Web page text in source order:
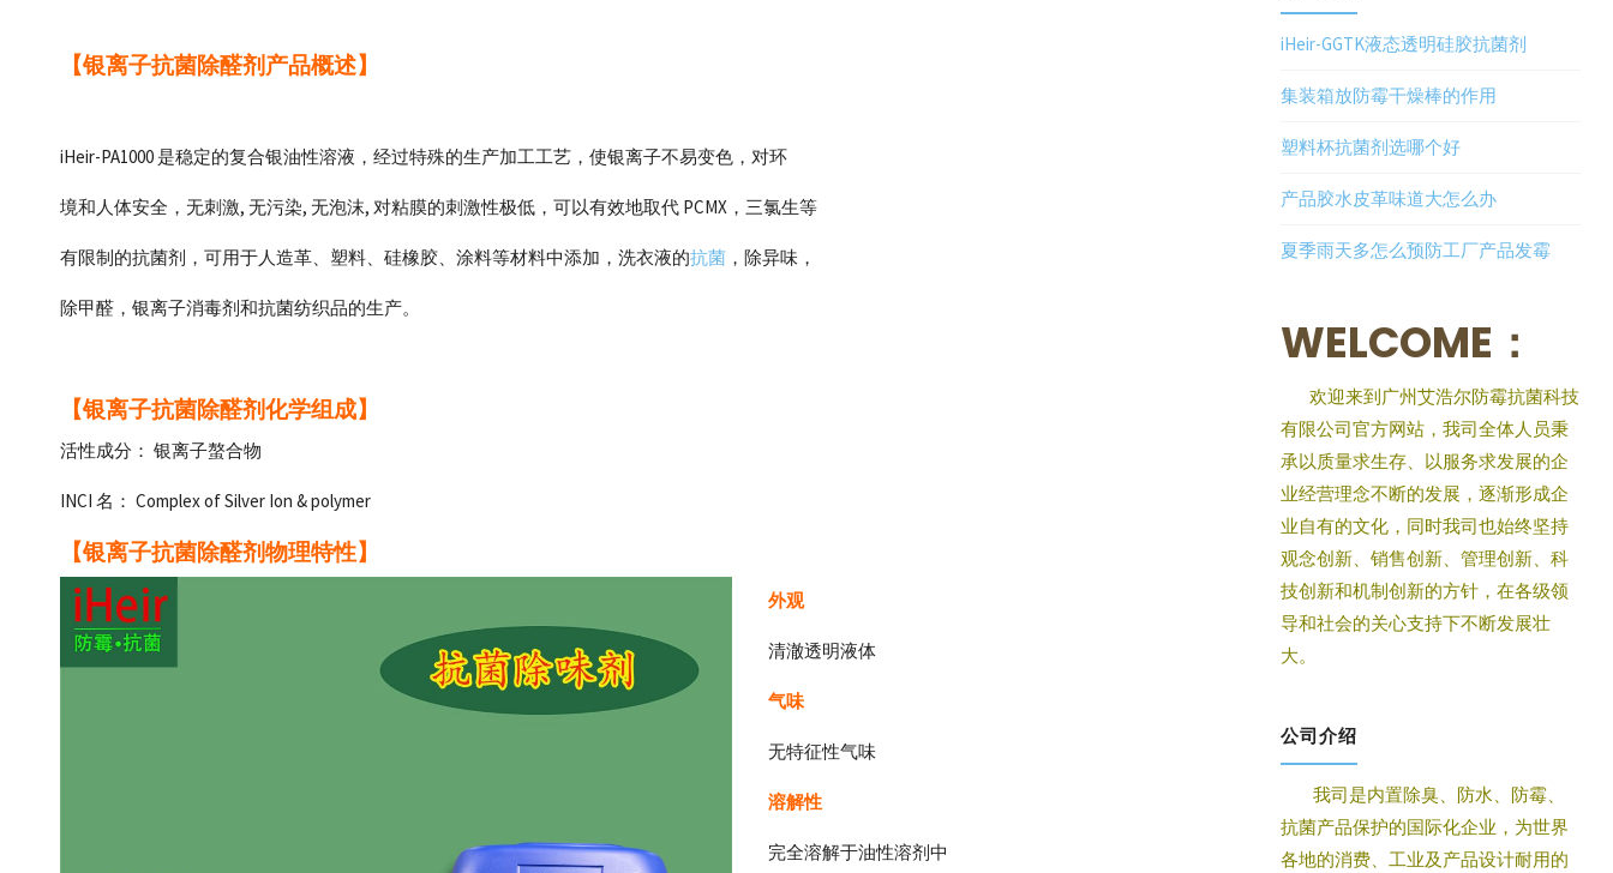
【银离子抗菌除醛剂产品概述】
iHeir-PA1000 是稳定的复合银油性溶液，经过特殊的生产加工工艺，使银离子不易变色，对环
境和人体安全，无刺激, 无污染, 无泡沫, 对粘膜的刺激性极低，可以有效地取代 PCMX，三氯生等
有限制的抗菌剂，可用于人造革、塑料、硅橡胶、涂料等材料中添加，洗衣液的抗菌，除异味，
除甲醛，银离子消毒剂和抗菌纺织品的生产。
【银离子抗菌除醛剂化学组成】
活性成分： 银离子螯合物
INCI 名： Complex of Silver Ion & polymer
【银离子抗菌除醛剂物理特性】
外观
清澈透明液体
气味
无特征性气味
溶解性
完全溶解于油性溶剂中
iHeir-GGTK液态透明硅胶抗菌剂
集装箱放防霉干燥棒的作用
塑料杯抗菌剂选哪个好
产品胶水皮革味道大怎么办
夏季雨天多怎么预防工厂产品发霉
WELCOME：
欢迎来到广州艾浩尔防霉抗菌科技
有限公司官方网站，我司全体人员秉
承以质量求生存、以服务求发展的企
业经营理念不断的发展，逐渐形成企
业自有的文化，同时我司也始终坚持
观念创新、销售创新、管理创新、科
技创新和机制创新的方针，在各级领
导和社会的关心支持下不断发展壮
大。
公司介绍
我司是内置除臭、防水、防霉、
抗菌产品保护的国际化企业，为世界
各地的消费、工业及产品设计耐用的